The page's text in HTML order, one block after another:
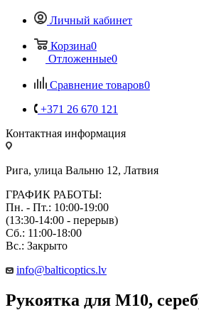
Личный кабинет
Корзина0
Отложенные0
Сравнение товаров0
+371 26 670 121
Контактная информация
Рига, улица Вальню 12, Латвия
ГРАФИК РАБОТЫ:
Пн. - Пт.: 10:00-19:00
(13:30-14:00 - перерыв)
Сб.: 11:00-18:00
Вс.: Закрыто
info@balticoptics.lv
Рукоятка для М10,